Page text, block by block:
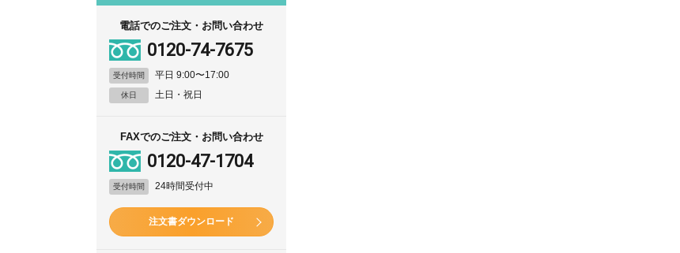
電話でのご注文・お問い合わせ
0120-74-7675
受付時間 平日 9:00〜17:00
休日 土日・祝日
FAXでのご注文・お問い合わせ
0120-47-1704
受付時間 24時間受付中
注文書ダウンロード